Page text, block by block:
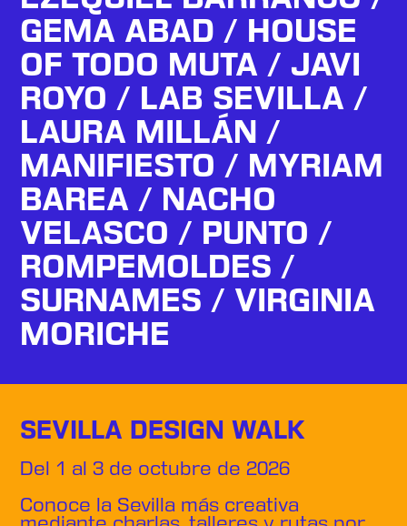
GEMA ABAD / HOUSE
OF TODO MUTA / JAVI
ROYO / LAB SEVILLA /
LAURA MILLÁN /
MANIFIESTO / MYRIAM
BAREA / NACHO
VELASCO / PUNTO /
ROMPEMOLDES /
SURNAMES / VIRGINIA
MORICHE
SEVILLA DESIGN WALK
Del 1 al 3 de octubre de 2026
Conoce la Sevilla más creativa